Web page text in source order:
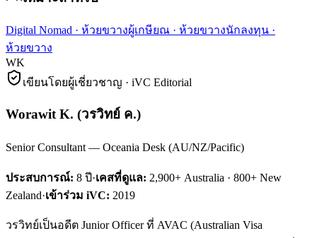
Digital Nomad · ห้วยขวางผู้เกษียณ · ห้วยขวางนักลงทุน ·
ห้วยขวาง
WK
เขียนโดยผู้เชี่ยวชาญ · iVC Editorial
Worawit K. (วรวิทย์ ค.)
Senior Consultant — Oceania Desk (AU/NZ/Pacific)
ประสบการณ์: 8 ปี·เคสที่ดูแล: 2,900+ Australia · 800+ New
Zealand·เข้าร่วม iVC: 2019
วรวิทย์เป็นอดีต Junior Officer ที่ AVAC (Australian Visa